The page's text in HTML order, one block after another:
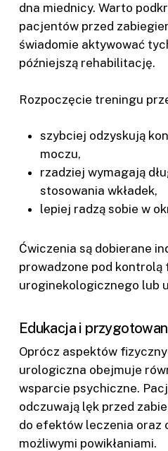
dna miednicy. Warto
pacjentów przed
świadomie aktywować
późniejszą rehabilitację.
Rozpoczęcie treningu
szybciej odzyskują
moczu,
rzadziej wymagają
stosowania wkładek,
lepiej radzą sobie w
Ćwiczenia są dobierane
prowadzone pod
uroginekologicznego lub
Edukacja i
Oprócz aspektów
urologiczna obejmuje
wsparcie psychiczne.
odczuwają lęk przed
do efektów leczenia oraz
możliwymi powikłaniami.